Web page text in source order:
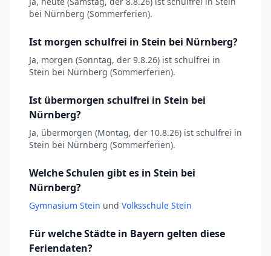
bei Nürnberg (Sommerferien).
Ist morgen schulfrei in Stein bei Nürnberg?
Ja, morgen (Sonntag, der 9.8.26) ist schulfrei in
Stein bei Nürnberg (Sommerferien).
Ist übermorgen schulfrei in Stein bei
Nürnberg?
Ja, übermorgen (Montag, der 10.8.26) ist schulfrei in
Stein bei Nürnberg (Sommerferien).
Welche Schulen gibt es in Stein bei
Nürnberg?
Gymnasium Stein und Volksschule Stein
Für welche Städte in Bayern gelten diese
Feriendaten?